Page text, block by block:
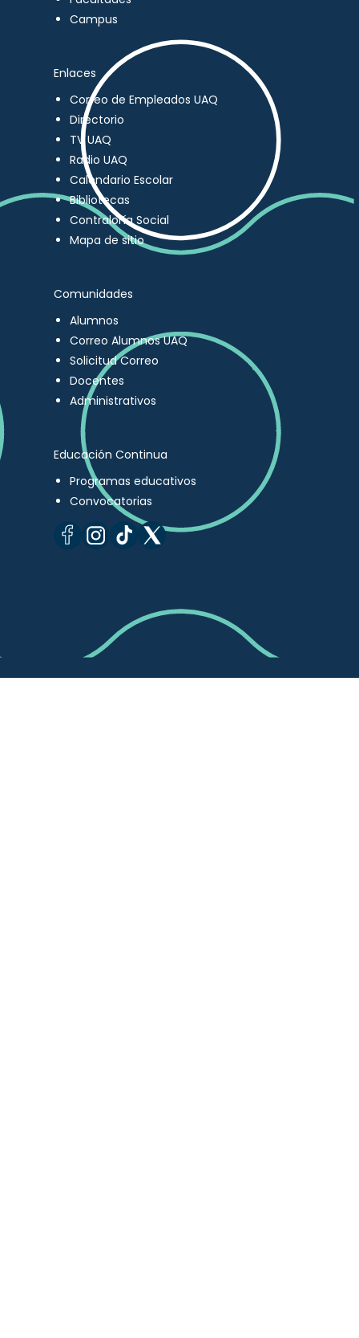
Campus
Enlaces
Correo de Empleados UAQ
Directorio
TV UAQ
Radio UAQ
Calendario Escolar
Bibliotecas
Contraloría Social
Mapa de sitio
Comunidades
Alumnos
Correo Alumnos UAQ
Solicitud Correo
Docentes
Administrativos
Educación Continua
Programas educativos
Convocatorias